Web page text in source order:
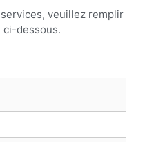
veuillez remplir
ci-dessous.